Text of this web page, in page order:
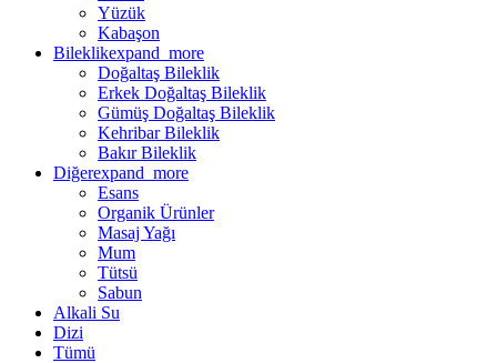
Yüzük
Kabaşon
Bileklikexpand_more
Doğaltaş Bileklik
Erkek Doğaltaş Bileklik
Gümüş Doğaltaş Bileklik
Kehribar Bileklik
Bakır Bileklik
Diğerexpand_more
Esans
Organik Ürünler
Masaj Yağı
Mum
Tütsü
Sabun
Alkali Su
Dizi
Tümü